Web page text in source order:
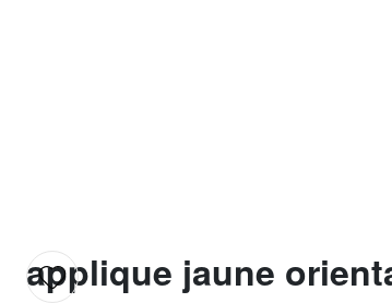
applique jaune